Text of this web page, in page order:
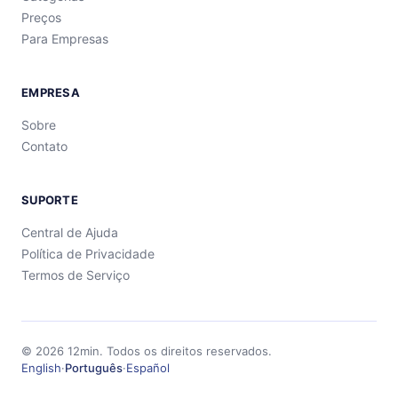
Preços
Para Empresas
EMPRESA
Sobre
Contato
SUPORTE
Central de Ajuda
Política de Privacidade
Termos de Serviço
© 2026 12min. Todos os direitos reservados.
English·Português·Español